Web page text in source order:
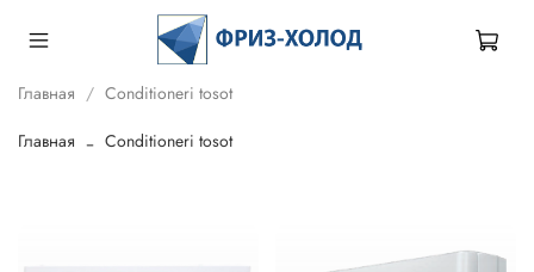
Главная Conditioneri tosot
Главная Conditioneri tosot